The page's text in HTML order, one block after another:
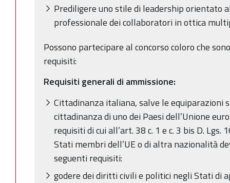
Prediligere uno stile di leadership orientato
professionale dei collaboratori in ottica
Possono partecipare al concorso coloro che
requisiti:
Requisiti generali di ammissione:
Cittadinanza italiana, salve le equiparazioni
cittadinanza di uno dei Paesi dell’Unione
requisiti di cui all’art. 38 c. 1 e c. 3 bis D.
Stati membri dell’UE o di altra nazionalità
seguenti requisiti:
godere dei diritti civili e politici negli Stati di